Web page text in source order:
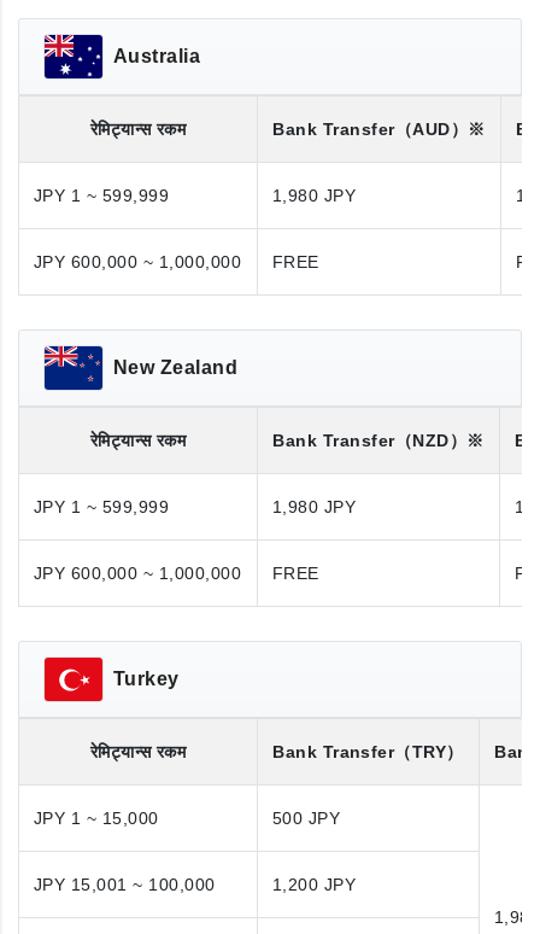
Australia
रेमिट्यान्स रकम Bank Transfer（AUD）※
JPY 1 ~ 599,999 1,980 JPY
JPY 600,000 ~ 1,000,000 FREE
New Zealand
रेमिट्यान्स रकम Bank Transfer（NZD）※
JPY 1 ~ 599,999 1,980 JPY
JPY 600,000 ~ 1,000,000 FREE
Turkey
रेमिट्यान्स रकम Bank Transfer（TRY）
JPY 1 ~ 15,000 500 JPY
JPY 15,001 ~ 100,000 1,200 JPY